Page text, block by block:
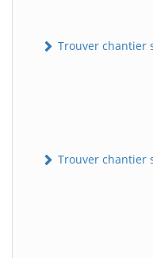
Trouver chantier
Trouver chantier